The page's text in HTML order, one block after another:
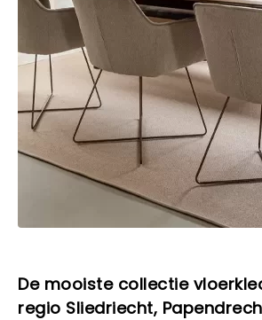
De mooiste collectie
regio Sliedriecht,